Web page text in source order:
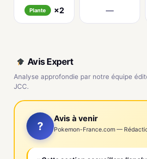
Plante ×2 —
Avis Expert
Analyse approfondie par notre équipe
JCC.
?
Avis à venir
Pokemon-France.com —